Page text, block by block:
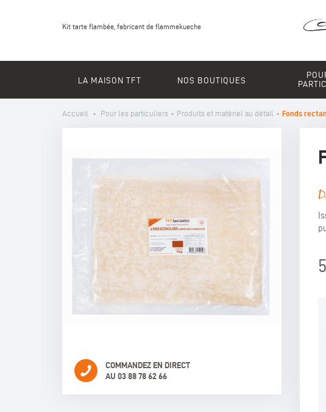
Kit tarte flambée, fabricant de flammekueche
LA MAISON TFT NOS BOUTIQUES
Accueil • Pour les particuliers • Produits et matériel au détail • Fonds
COMMANDEZ EN DIRECT
AU 03 88 78 62 66